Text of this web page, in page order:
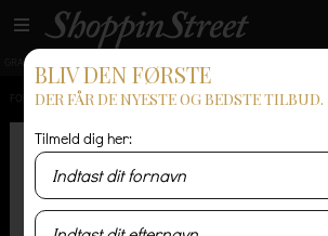
GRATIS LEVERING
FORSIDE / HERRE / ACCESSORIES / PINQPONQ SHOPPER - ACID
BLIV DEN FØRSTE
DER FÅR DE NYESTE OG BEDSTE TILBUD.
Tilmeld dig her: